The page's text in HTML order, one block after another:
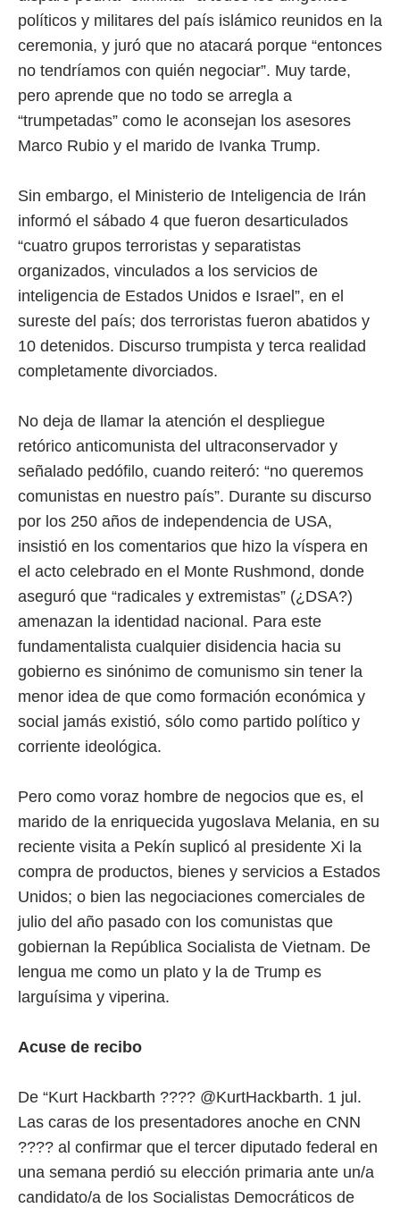
políticos y militares del país islámico reunidos en la
ceremonia, y juró que no atacará porque “entonces
no tendríamos con quién negociar”. Muy tarde,
pero aprende que no todo se arregla a
“trumpetadas” como le aconsejan los asesores
Marco Rubio y el marido de Ivanka Trump.
Sin embargo, el Ministerio de Inteligencia de Irán
informó el sábado 4 que fueron desarticulados
“cuatro grupos terroristas y separatistas
organizados, vinculados a los servicios de
inteligencia de Estados Unidos e Israel”, en el
sureste del país; dos terroristas fueron abatidos y
10 detenidos. Discurso trumpista y terca realidad
completamente divorciados.
No deja de llamar la atención el despliegue
retórico anticomunista del ultraconservador y
señalado pedófilo, cuando reiteró: “no queremos
comunistas en nuestro país”. Durante su discurso
por los 250 años de independencia de USA,
insistió en los comentarios que hizo la víspera en
el acto celebrado en el Monte Rushmond, donde
aseguró que “radicales y extremistas” (¿DSA?)
amenazan la identidad nacional. Para este
fundamentalista cualquier disidencia hacia su
gobierno es sinónimo de comunismo sin tener la
menor idea de que como formación económica y
social jamás existió, sólo como partido político y
corriente ideológica.
Pero como voraz hombre de negocios que es, el
marido de la enriquecida yugoslava Melania, en su
reciente visita a Pekín suplicó al presidente Xi la
compra de productos, bienes y servicios a Estados
Unidos; o bien las negociaciones comerciales de
julio del año pasado con los comunistas que
gobiernan la República Socialista de Vietnam. De
lengua me como un plato y la de Trump es
larguísima y viperina.
Acuse de recibo
De “Kurt Hackbarth ???? @KurtHackbarth. 1 jul.
Las caras de los presentadores anoche en CNN
???? al confirmar que el tercer diputado federal en
una semana perdió su elección primaria ante un/a
candidato/a de los Socialistas Democráticos de